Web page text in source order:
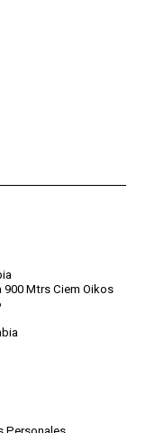
900 Mtrs Ciem Oikos